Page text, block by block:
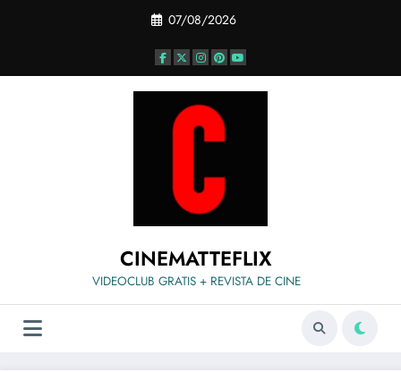
07/08/2026
CINEMATTEFLIX
VIDEOCLUB GRATIS + REVISTA DE CINE